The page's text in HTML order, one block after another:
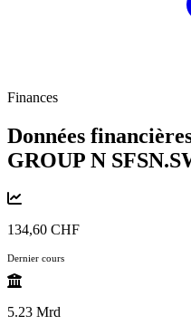
Finances
Données
GROUP N
134,60 CHF
Dernier cours
5.23 Mrd